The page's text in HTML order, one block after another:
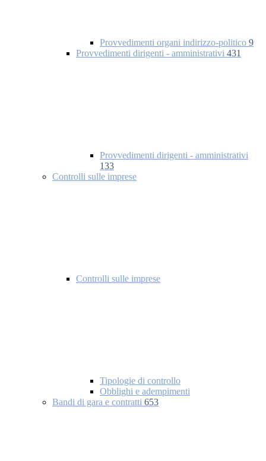
Provvedimenti organi indirizzo-politico 9
Provvedimenti dirigenti - amministrativi 431
Provvedimenti dirigenti - amministrativi
133
Controlli sulle imprese
Controlli sulle imprese
Tipologie di controllo
Obblighi e adempimenti
Bandi di gara e contratti 653